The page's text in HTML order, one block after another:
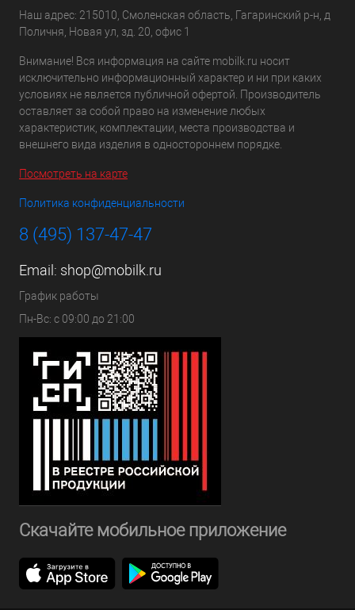
Наш адрес: 215010, Смоленская область, Гагаринский р-н, д
Поличня, Новая ул, зд. 20, офис 1
Внимание! Вся информация на сайте mobilk.ru носит
исключительно информационный характер и ни при каких
условиях не является публичной офертой. Производитель
оставляет за собой право на изменение любых
характеристик, комплектации, места производства и
внешнего вида изделия в одностороннем порядке.
Посмотреть на карте
Политика конфиденциальности
8 (495) 137-47-47
Email: shop@mobilk.ru
График работы
Пн-Вс: с 09:00 до 21:00
Скачайте мобильное приложение